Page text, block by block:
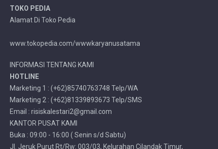
TOKO PEDIA
Alamat Di Toko Pedia
www.tokopedia.com/wwwkaryanusatama
INFORMASI TENTANG KAMI
HOTLINE
Marketing 1 : (+62)85740763748 Telp/WA
Marketing 2 : (+62)81339893673 Telp/SMS
Email : risiskalestari2@gmail.com
KANTOR PUSAT KAMI
Buka : 09:00 - 16:00 ( Senin s/d Sabtu)
Jl. Jeruk Purut Rt/Rw: 003/03, Kelurahan Cilandak Timur,